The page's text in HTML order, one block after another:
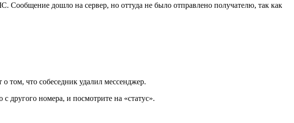
Сообщение дошло на сервер, но оттуда не было отправлено получателю, так как
том, что собеседник удалил мессенджер.
другого номера, и посмотрите на «статус».